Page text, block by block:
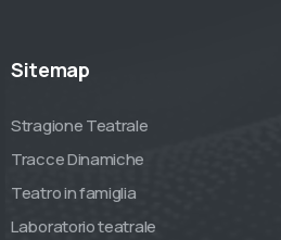
Sitemap
Stragione Teatrale
Tracce Dinamiche
Teatro in famiglia
Laboratorio teatrale